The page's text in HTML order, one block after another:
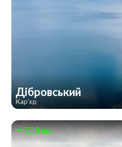
Дібровський
Кар'єр
220 км